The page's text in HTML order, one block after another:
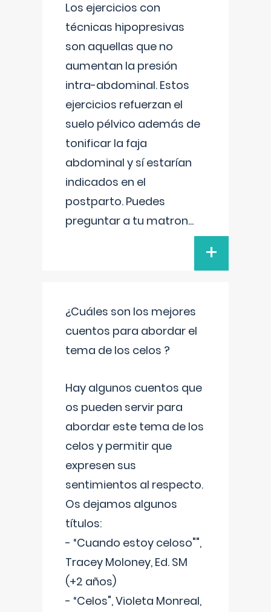
Los ejercicios con
técnicas hipopresivas
son aquellas que no
aumentan la presión
intra-abdominal. Estos
ejercicios refuerzan el
suelo pélvico además de
tonificar la faja
abdominal y sí estarían
indicados en el
postparto. Puedes
preguntar a tu matron...
+
¿Cuáles son los mejores
cuentos para abordar el
tema de los celos ?
Hay algunos cuentos que
os pueden servir para
abordar este tema de los
celos y permitir que
expresen sus
sentimientos al respecto.
Os dejamos algunos
títulos:
- “Cuando estoy celoso"",
Tracey Moloney, Ed. SM
(+2 años)
- “Celos", Violeta Monreal,